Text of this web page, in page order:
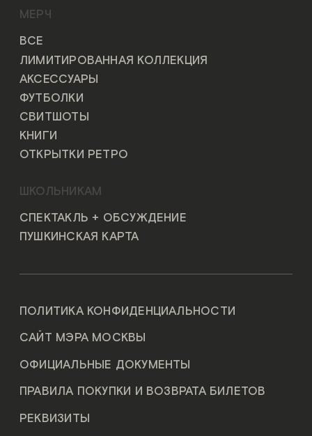
МЕРЧ
ВСЕ
ЛИМИТИРОВАННАЯ КОЛЛЕКЦИЯ
АКСЕССУАРЫ
ФУТБОЛКИ
СВИТШОТЫ
КНИГИ
ОТКРЫТКИ РЕТРО
ШКОЛЬНИКАМ
СПЕКТАКЛЬ + ОБСУЖДЕНИЕ
ПУШКИНСКАЯ КАРТА
ПОЛИТИКА КОНФИДЕНЦИАЛЬНОСТИ
САЙТ МЭРА МОСКВЫ
ОФИЦИАЛЬНЫЕ ДОКУМЕНТЫ
ПРАВИЛА ПОКУПКИ И ВОЗВРАТА БИЛЕТОВ
РЕКВИЗИТЫ